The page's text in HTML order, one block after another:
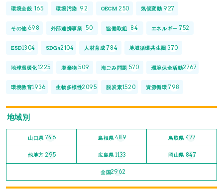
環境全般 165 環境汚染 92 OECM 250 気候変動 927
その他 698 外部連携事業 50 協働取組 84 エネルギー 752
ESD1304 SDGs2104 人材育成 784 地域循環共生圏 370
地球温暖化1225 廃棄物 509 海ごみ問題 570 環境保全活動2767
環境教育1936 生物多様性2095 脱炭素1520 資源循環 798
地域別
山口県 746 島根県 489 鳥取県 477
他地方 295 広島県 1133 岡山県 847
全国2962